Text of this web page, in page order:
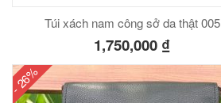
Túi xách nam công sở da thật 005
1,750,000 ₫
- 26%